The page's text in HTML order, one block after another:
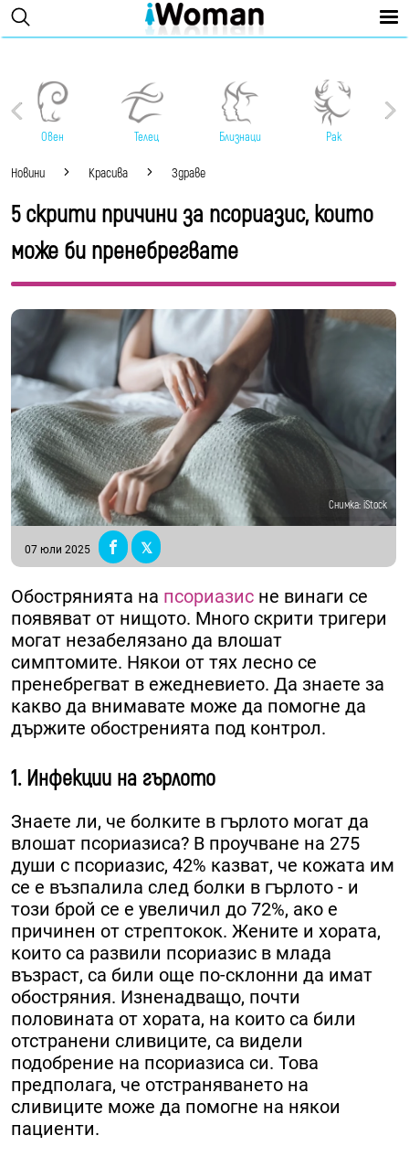
Овен Телец Близнаци Рак
Новини Красива Здраве
5 скрити причини за псориазис, които
може би пренебрегвате
Снимка: iStock
07 юли 2025
Обострянията на псориазис не винаги се
появяват от нищото. Много скрити тригери
могат незабелязано да влошат
симптомите. Някои от тях лесно се
пренебрегват в ежедневието. Да знаете за
какво да внимавате може да помогне да
държите обостренията под контрол.
1. Инфекции на гърлото
Знаете ли, че болките в гърлото могат да
влошат псориазиса? В проучване на 275
души с псориазис, 42% казват, че кожата им
се е възпалила след болки в гърлото - и
този брой се е увеличил до 72%, ако е
причинен от стрептокок. Жените и хората,
които са развили псориазис в млада
възраст, са били още по-склонни да имат
обостряния. Изненадващо, почти
половината от хората, на които са били
отстранени сливиците, са видели
подобрение на псориазиса си. Това
предполага, че отстраняването на
сливиците може да помогне на някои
пациенти.